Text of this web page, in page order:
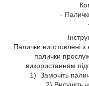
-
Палички виготовлені
палички
використанням
1) Замочіть
2) Висушіть